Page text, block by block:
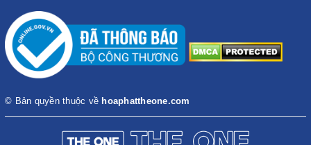
© Bản quyền thuộc về hoaphattheone.com